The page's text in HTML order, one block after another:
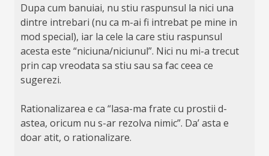
Dupa cum banuiai, nu stiu raspunsul la nici una
dintre intrebari (nu ca m-ai fi intrebat pe mine in
mod special), iar la cele la care stiu raspunsul
acesta este “niciuna/niciunul”. Nici nu mi-a trecut
prin cap vreodata sa stiu sau sa fac ceea ce
sugerezi.
Rationalizarea e ca “lasa-ma frate cu prostii d-
astea, oricum nu s-ar rezolva nimic”. Da’ asta e
doar atit, o rationalizare.